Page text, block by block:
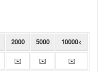
2000 5000 10000<
✉️ ✉️ ✉️